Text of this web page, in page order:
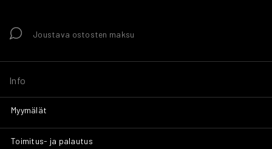
Joustava ostosten maksu
Info
Myymälät
Toimitus- ja palautus